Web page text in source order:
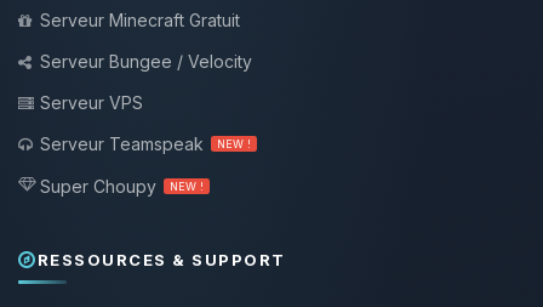
Serveur Minecraft Gratuit
Serveur Bungee / Velocity
Serveur VPS
Serveur Teamspeak
NEW !
Super Choupy NEW !
RESSOURCES & SUPPORT